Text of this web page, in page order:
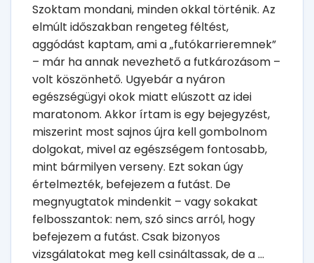
Szoktam mondani, minden okkal történik. Az
elmúlt időszakban rengeteg féltést,
aggódást kaptam, ami a „futókarrieremnek”
– már ha annak nevezhető a futkározásom –
volt köszönhető. Ugyebár a nyáron
egészségügyi okok miatt elúszott az idei
maratonom. Akkor írtam is egy bejegyzést,
miszerint most sajnos újra kell gombolnom
dolgokat, mivel az egészségem fontosabb,
mint bármilyen verseny. Ezt sokan úgy
értelmezték, befejezem a futást. De
megnyugtatok mindenkit – vagy sokakat
felbosszantok: nem, szó sincs arról, hogy
befejezem a futást. Csak bizonyos
vizsgálatokat meg kell csináltassak, de a ...